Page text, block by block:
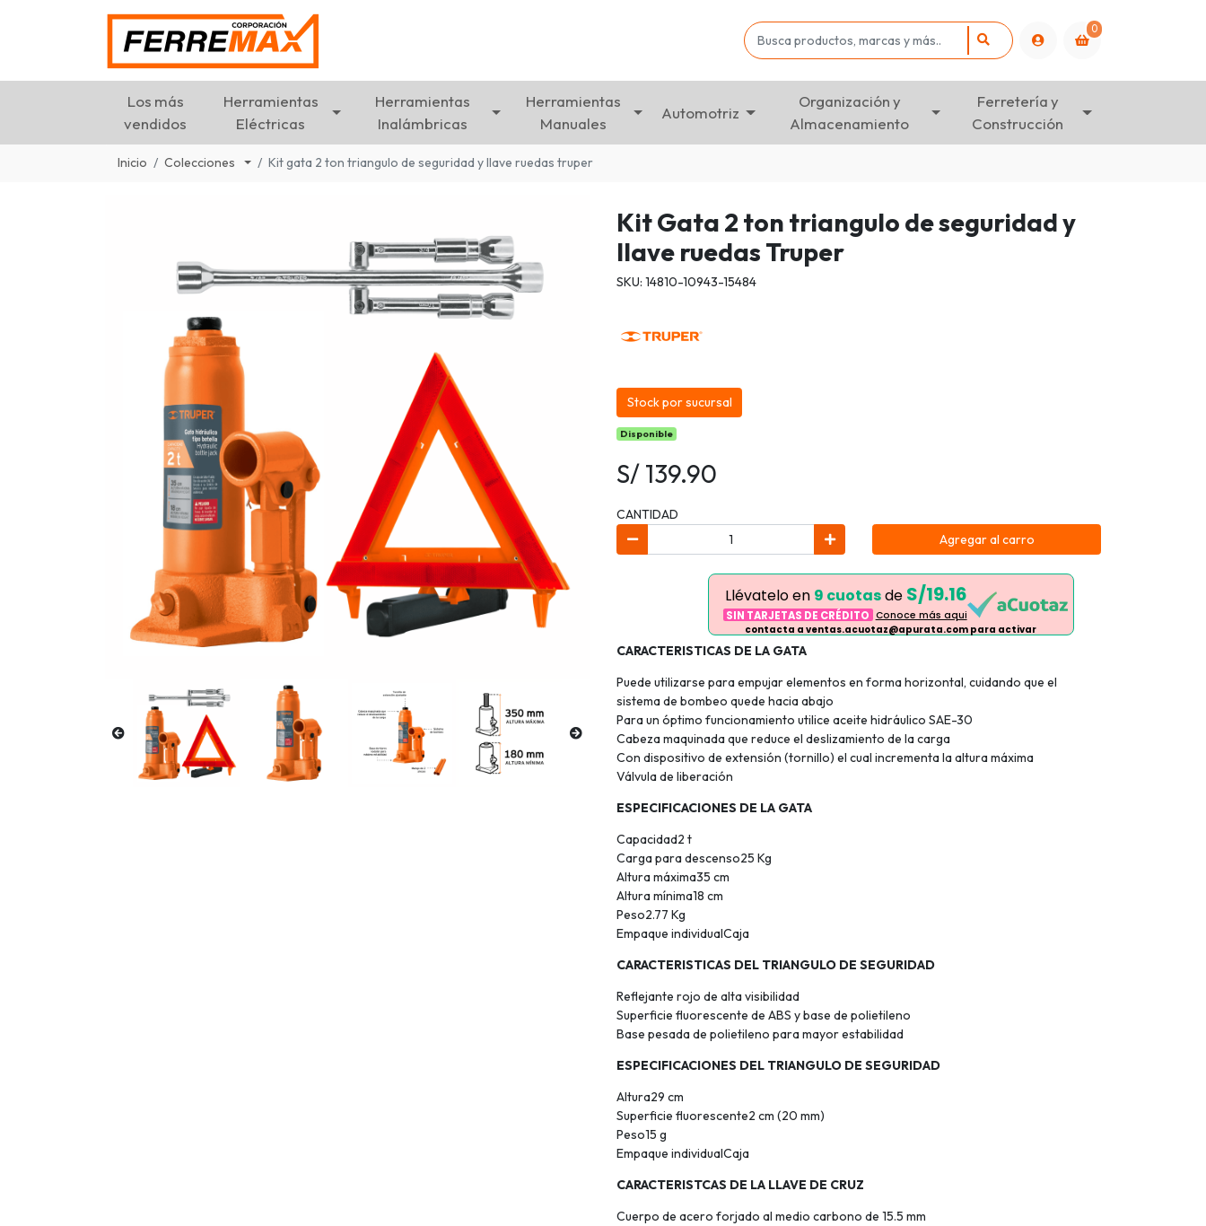
0
Los más
vendidos
Herramientas
Eléctricas
Herramientas
Inalámbricas
Herramientas
Manuales
Automotriz
Organización y
Almacenamiento
Ferretería y
Construcción
Inicio Colecciones Kit gata 2 ton triangulo de seguridad y llave ruedas truper
Kit Gata 2 ton triangulo de seguridad y
llave ruedas Truper
SKU: 14810-10943-15484
Stock por sucursal
Disponible
S/ 139.90
CANTIDAD
Agregar al carro
Llévatelo en 9 cuotasde S/19.16
SIN TARJETAS DE CRÉDITO Conoce más aqui
contacta a ventas.acuotaz@apurata.com para activar
CARACTERISTICAS DE LA GATA
Puede utilizarse para empujar elementos en forma horizontal, cuidando que el
sistema de bombeo quede hacia abajo
Para un óptimo funcionamiento utilice aceite hidráulico SAE-30
Cabeza maquinada que reduce el deslizamiento de la carga
Con dispositivo de extensión (tornillo) el cual incrementa la altura máxima
Válvula de liberación
ESPECIFICACIONES DE LA GATA
Capacidad2 t
Carga para descenso25 Kg
Altura máxima35 cm
Altura mínima18 cm
Peso2.77 Kg
Empaque individualCaja
CARACTERISTICAS DEL TRIANGULO DE SEGURIDAD
Reflejante rojo de alta visibilidad
Superficie fluorescente de ABS y base de polietileno
Base pesada de polietileno para mayor estabilidad
ESPECIFICACIONES DEL TRIANGULO DE SEGURIDAD
Altura29 cm
Superficie fluorescente2 cm (20 mm)
Peso15 g
Empaque individualCaja
CARACTERISTCAS DE LA LLAVE DE CRUZ
Cuerpo de acero forjado al medio carbono de 15.5 mm